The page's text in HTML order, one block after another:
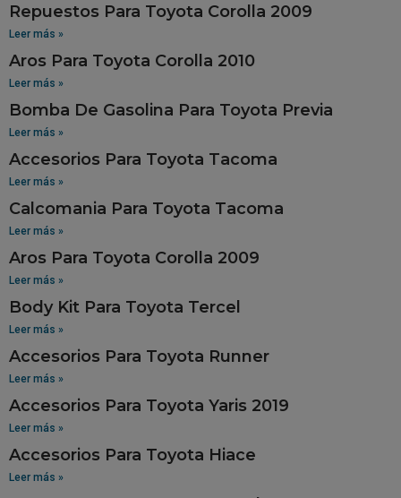
Repuestos Para Toyota Corolla 2009
Leer más »
Aros Para Toyota Corolla 2010
Leer más »
Bomba De Gasolina Para Toyota Previa
Leer más »
Accesorios Para Toyota Tacoma
Leer más »
Calcomania Para Toyota Tacoma
Leer más »
Aros Para Toyota Corolla 2009
Leer más »
Body Kit Para Toyota Tercel
Leer más »
Accesorios Para Toyota Runner
Leer más »
Accesorios Para Toyota Yaris 2019
Leer más »
Accesorios Para Toyota Hiace
Leer más »